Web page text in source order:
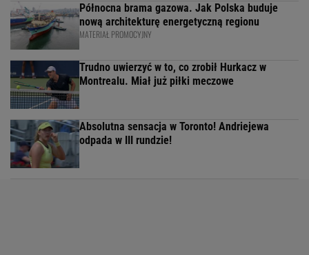
Północna brama gazowa. Jak Polska buduje
nową architekturę energetyczną regionu
MATERIAŁ PROMOCYJNY
Trudno uwierzyć w to, co zrobił Hurkacz w
Montrealu. Miał już piłki meczowe
Absolutna sensacja w Toronto! Andriejewa
odpada w III rundzie!